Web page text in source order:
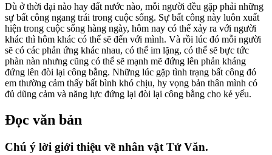
Dù ở thời đại nào hay đất nước nào, mỗi người đều gặp phải những
sự bất công ngang trái trong cuộc sống. Sự bất công này luôn xuất
hiện trong cuộc sống hàng ngày, hôm nay có thể xảy ra với người
khác thì hôm khác có thể sẽ đến với mình. Và rồi lúc đó mỗi người
sẽ có các phản ứng khác nhau, có thể im lặng, có thể sẽ bực tức
phàn nàn nhưng cũng có thể sẽ mạnh mẽ đứng lên phản kháng
đứng lên đòi lại công bằng. Những lúc gặp tình trạng bất công đó
em thường cảm thấy bất bình khó chịu, hy vọng bản thân mình có
đủ dũng cảm và năng lực đứng lại đòi lại công bằng cho kẻ yếu.
Đọc văn bản
Chú ý lời giới thiệu về nhân vật Tử Văn.